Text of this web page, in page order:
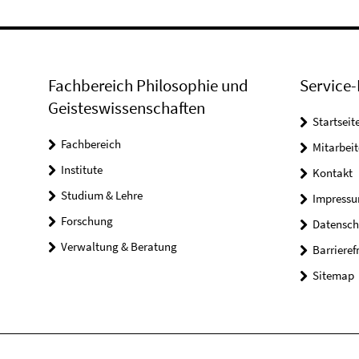
Fachbereich Philosophie und
Geisteswissenschaften
Fachbereich
Institute
Studium & Lehre
Forschung
Verwaltung & Beratung
Kontakt
Sitemap